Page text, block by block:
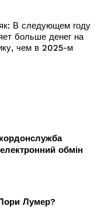
В следующем году
больше денег на
чем в 2025-м
обмін
Лумер?